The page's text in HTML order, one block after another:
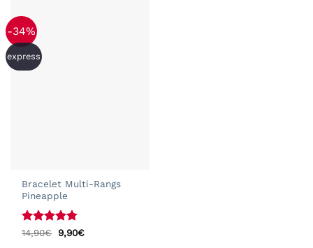
-34%
express
Bracelet Multi-Rangs
Pineapple
Note4.75
14,90€
Le
prix
9,90€Le